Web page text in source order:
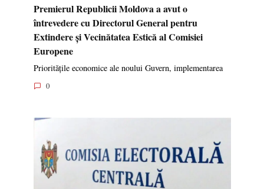
Premierul Republicii Moldova a avut o
întrevedere cu Directorul General pentru
Extindere și Vecinătatea Estică al Comisiei
Europene
Prioritățile economice ale noului Guvern, implementarea
0